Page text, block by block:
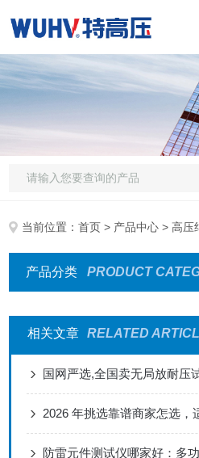
当前位置：首页 > 产品中心 >高压
产品分类 PRODUCT
相关文章 RELATED
国网严选,全国卖无局放耐压
防雷元件测试仪哪家好：多